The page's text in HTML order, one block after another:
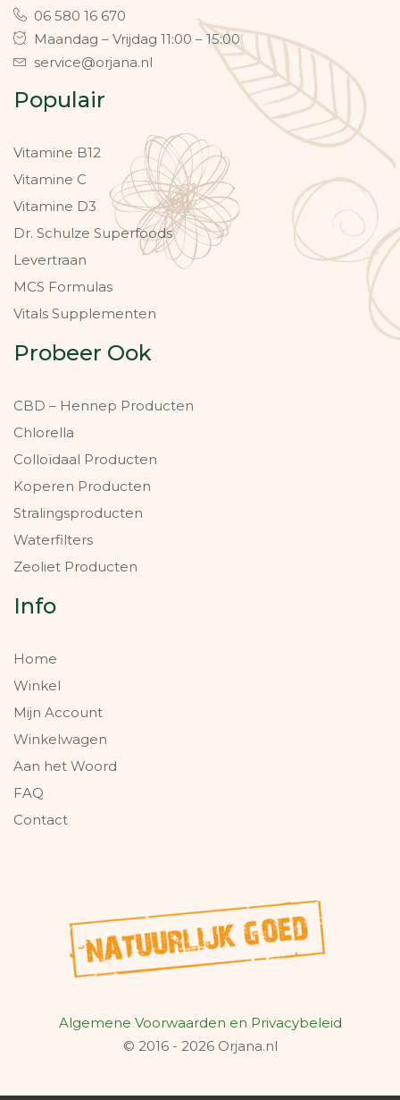
06 580 16 670
Maandag – Vrijdag 11:00 – 15:00
service@orjana.nl
Populair
Vitamine B12
Vitamine C
Vitamine D3
Dr. Schulze Superfoods
Levertraan
MCS Formulas
Vitals Supplementen
Probeer Ook
CBD – Hennep Producten
Chlorella
Colloïdaal Producten
Koperen Producten
Stralingsproducten
Waterfilters
Zeoliet Producten
Info
Home
Winkel
Mijn Account
Winkelwagen
Aan het Woord
FAQ
Contact
Algemene Voorwaarden en Privacybeleid
© 2016 - 2026 Orjana.nl